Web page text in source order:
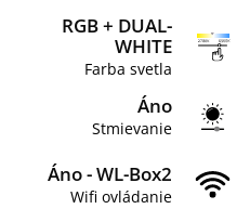
RGB + DUAL-
WHITE
Farba svetla
Áno
Stmievanie
Áno - WL-Box2
Wifi ovládanie